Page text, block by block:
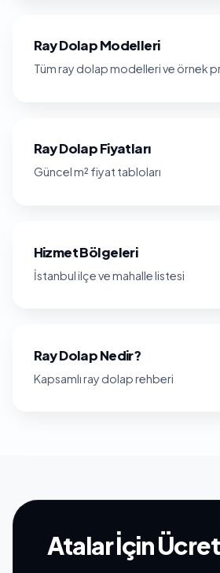
Ray Dolap Modelleri
Tüm ray dolap modelleri ve örnek
Ray Dolap Fiyatları
Güncel m² fiyat tabloları
Hizmet Bölgeleri
İstanbul ilçe ve mahalle listesi
Ray Dolap Nedir?
Kapsamlı ray dolap rehberi
Atalar İçin